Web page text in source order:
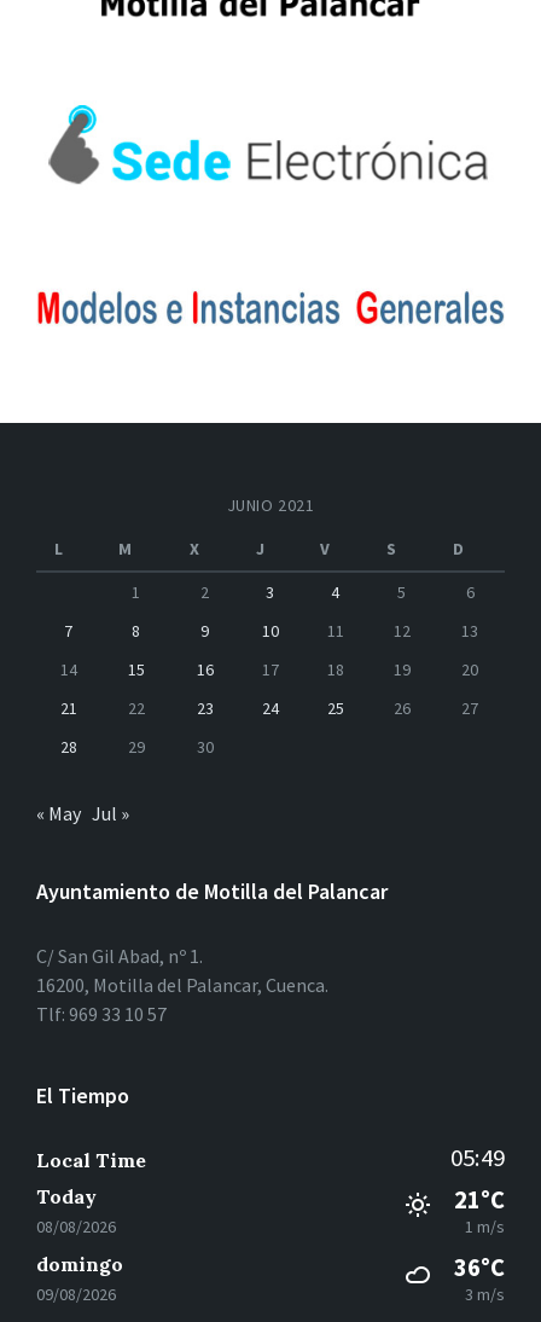
JUNIO 2021
L
M X J V S
D
1
2 3 4 5
6
7
8 9 10 11 12
13
14
15 16 17 18 19
20
21
22 23 24 25 26
27
28
29 30
« May Jul »
Ayuntamiento de Motilla del Palancar
C/ San Gil Abad, nº 1.
16200, Motilla del Palancar, Cuenca.
Tlf: 969 33 10 57
El Tiempo
Local Time 05:49
Today
08/08/2026
21°C
1 m/s
domingo
09/08/2026
36°C
3 m/s